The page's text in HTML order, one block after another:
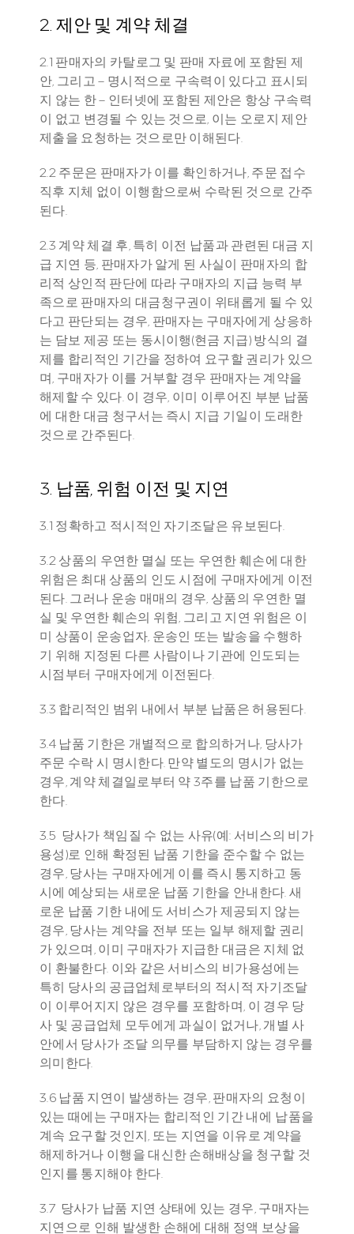
2. 제안 및 계약 체결
2.1 판매자의 카탈로그 및 판매 자료에 포함된 제
안, 그리고 – 명시적으로 구속력이 있다고 표시되
지 않는 한 – 인터넷에 포함된 제안은 항상 구속력
이 없고 변경될 수 있는 것으로, 이는 오로지 제안
제출을 요청하는 것으로만 이해된다.
2.2 주문은 판매자가 이를 확인하거나, 주문 접수
직후 지체 없이 이행함으로써 수락된 것으로 간주
된다.
2.3 계약 체결 후, 특히 이전 납품과 관련된 대금 지
급 지연 등, 판매자가 알게 된 사실이 판매자의 합
리적 상인적 판단에 따라 구매자의 지급 능력 부
족으로 판매자의 대금청구권이 위태롭게 될 수 있
다고 판단되는 경우, 판매자는 구매자에게 상응하
는 담보 제공 또는 동시이행(현금 지급) 방식의 결
제를 합리적인 기간을 정하여 요구할 권리가 있으
며, 구매자가 이를 거부할 경우 판매자는 계약을
해제할 수 있다. 이 경우, 이미 이루어진 부분 납품
에 대한 대금 청구서는 즉시 지급 기일이 도래한
것으로 간주된다.
3. 납품, 위험 이전 및 지연
3.1 정확하고 적시적인 자기조달은 유보된다.
3.2 상품의 우연한 멸실 또는 우연한 훼손에 대한
위험은 최대 상품의 인도 시점에 구매자에게 이전
된다. 그러나 운송 매매의 경우, 상품의 우연한 멸
실 및 우연한 훼손의 위험, 그리고 지연 위험은 이
미 상품이 운송업자, 운송인 또는 발송을 수행하
기 위해 지정된 다른 사람이나 기관에 인도되는
시점부터 구매자에게 이전된다.
3.3 합리적인 범위 내에서 부분 납품은 허용된다.
3.4 납품 기한은 개별적으로 합의하거나, 당사가
주문 수락 시 명시한다. 만약 별도의 명시가 없는
경우, 계약 체결일로부터 약 3주를 납품 기한으로
한다.
3.5  당사가 책임질 수 없는 사유(예: 서비스의 비가
용성)로 인해 확정된 납품 기한을 준수할 수 없는
경우, 당사는 구매자에게 이를 즉시 통지하고 동
시에 예상되는 새로운 납품 기한을 안내한다. 새
로운 납품 기한 내에도 서비스가 제공되지 않는
경우, 당사는 계약을 전부 또는 일부 해제할 권리
가 있으며, 이미 구매자가 지급한 대금은 지체 없
이 환불한다. 이와 같은 서비스의 비가용성에는
특히 당사의 공급업체로부터의 적시적 자기조달
이 이루어지지 않은 경우를 포함하며, 이 경우 당
사 및 공급업체 모두에게 과실이 없거나, 개별 사
안에서 당사가 조달 의무를 부담하지 않는 경우를
의미한다.
3.6 납품 지연이 발생하는 경우, 판매자의 요청이
있는 때에는 구매자는 합리적인 기간 내에 납품을
계속 요구할 것인지, 또는 지연을 이유로 계약을
해제하거나 이행을 대신한 손해배상을 청구할 것
인지를 통지해야 한다.
3.7  당사가 납품 지연 상태에 있는 경우, 구매자는
지연으로 인해 발생한 손해에 대해 정액 보상을